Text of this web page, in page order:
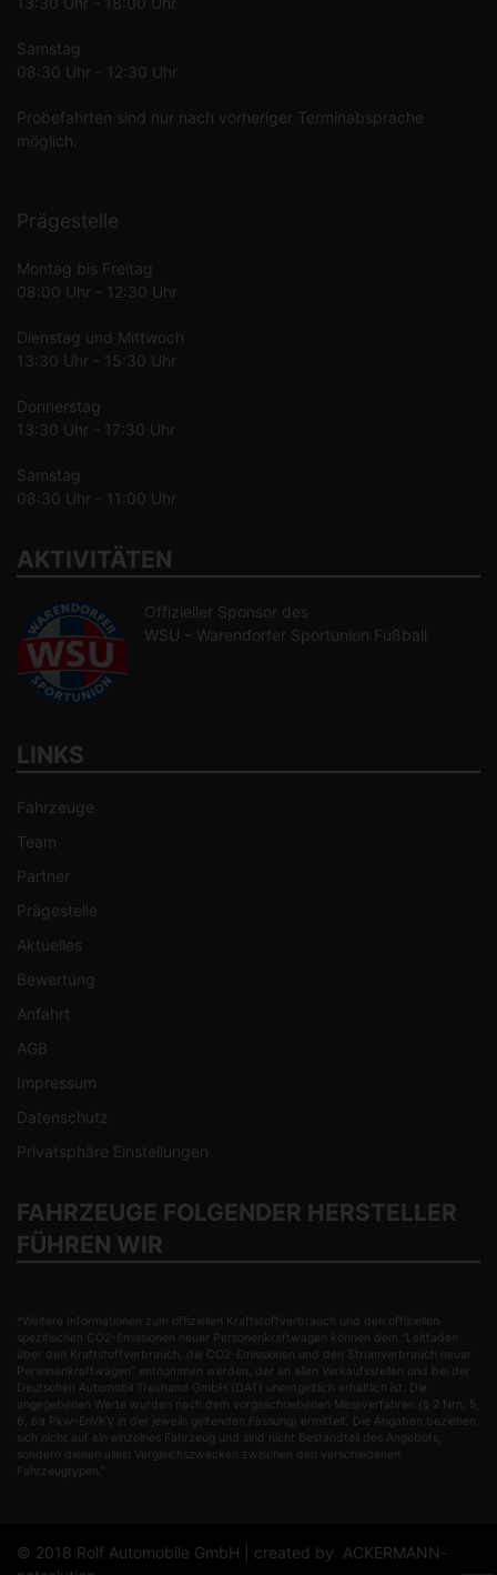
Samstag
08:30 Uhr - 12:30 Uhr
Probefahrten sind nur nach vorheriger Terminabsprache
möglich.
Prägestelle
Montag bis Freitag
08:00 Uhr - 12:30 Uhr
Dienstag und Mittwoch
13:30 Uhr - 15:30 Uhr
Donnerstag
13:30 Uhr - 17:30 Uhr
Samstag
08:30 Uhr - 11:00 Uhr
AKTIVITÄTEN
Offizieller Sponsor des
WSU – Warendorfer Sportunion Fußball
LINKS
Fahrzeuge
Team
Partner
Prägestelle
Aktuelles
Bewertung
Anfahrt
AGB
Impressum
Datenschutz
Privatsphäre Einstellungen
FAHRZEUGE FOLGENDER HERSTELLER
FÜHREN WIR
*Weitere Informationen zum offiziellen Kraftstoffverbrauch und den offiziellen
spezifischen CO2-Emissionen neuer Personenkraftwagen können dem "Leitfaden
über den Kraftstoffverbrauch, die CO2-Emissionen und den Stromverbrauch neuer
Personenkraftwagen" entnommen werden, der an allen Verkaufsstellen und bei der
Deutschen Automobil Treuhand GmbH (DAT) unentgeltlich erhältlich ist. Die
angegebenen Werte wurden nach dem vorgeschriebenen Messverfahren (§ 2 Nrn. 5,
6, 6a Pkw-EnVKV in der jeweils geltenden Fassung) ermittelt. Die Angaben beziehen
sich nicht auf ein einzelnes Fahrzeug und sind nicht Bestandteil des Angebots,
sondern dienen allein Vergleichszwecken zwischen den verschiedenen
Fahrzeugtypen."
© 2018 Rolf Automobile GmbH | created by ACKERMANN-